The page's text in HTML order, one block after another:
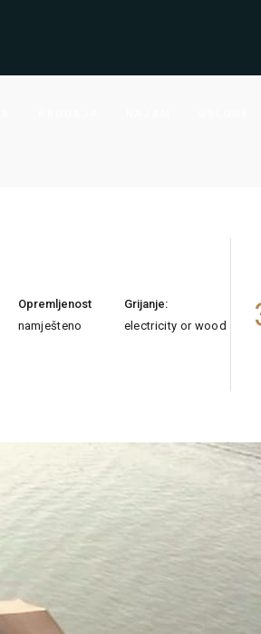
Opremljenost
namješteno
Grijanje:
electricity or wood